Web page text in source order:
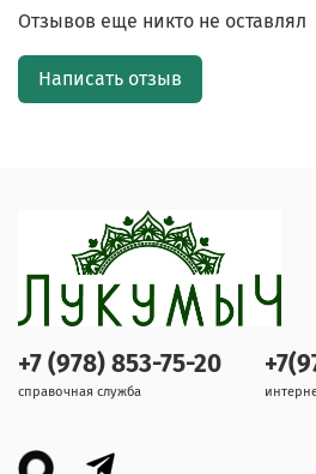
Отзывов еще никто не оставлял
Написать отзыв
+7 (978) 853-75-20
справочная служба